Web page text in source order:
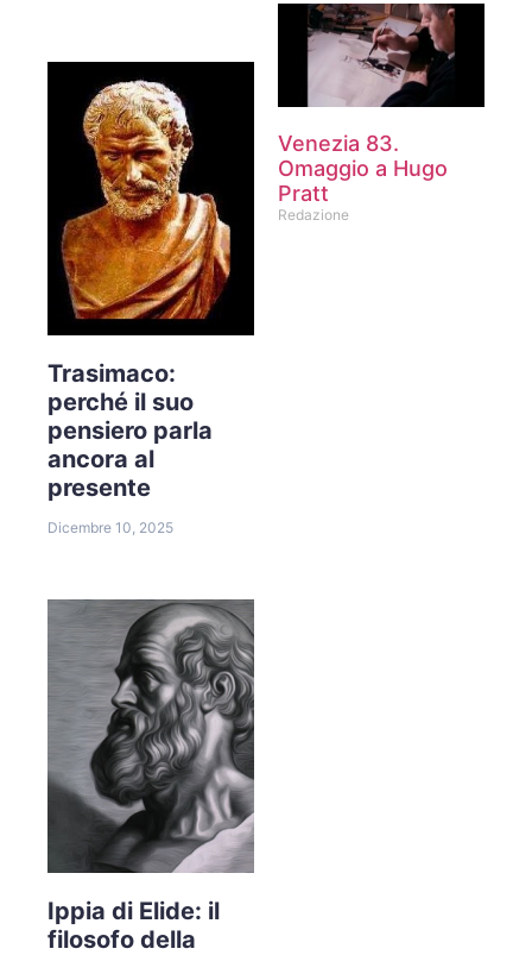
Trasimaco:
perché il suo
pensiero parla
ancora al
presente
Dicembre 10, 2025
Ippia di Elide: il
filosofo della
Venezia 83.
Omaggio a Hugo
Pratt
Redazione